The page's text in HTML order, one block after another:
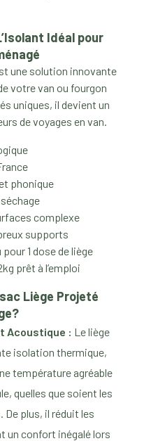
Idéal pour
une solution innovante
votre van ou fourgon
uniques, il devient un
de voyages en van.
phonique
complexe
supports
pour 1 dose de liège
prêt à l’emploi
Liège Projeté
Acoustique : Le liège
isolation thermique,
température agréable
quelles que soient les
plus, il réduit les
un confort inégalé lors